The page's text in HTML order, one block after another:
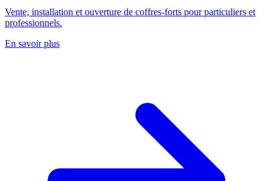
Vente, installation et ouverture de coffres-forts pour particuliers et
professionnels.
En savoir plus